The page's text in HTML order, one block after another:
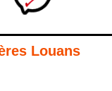
Louans